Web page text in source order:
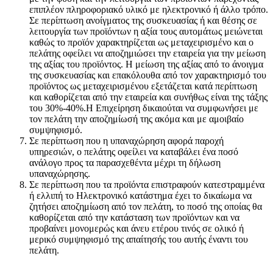
επιπλέον πληροφοριακό υλικό με ηλεκτρονικό ή άλλο τρόπο.
Σε περίπτωση ανοίγματος της συσκευασίας ή και θέσης σε
λειτουργία των προϊόντων η αξία τους αυτομάτως μειώνεται
καθώς το προϊόν χαρακτηρίζεται ως μεταχειρισμένο και ο
πελάτης οφείλει να αποζημιώσει την εταιρεία για την μείωση
της αξίας του προϊόντος. Η μείωση της αξίας από το άνοιγμα
της συσκευασίας και επακόλουθα από τον χαρακτηρισμό του
προϊόντος ως μεταχειρισμένου εξετάζεται κατά περίπτωση
και καθορίζεται από την εταιρεία και συνήθως είναι της τάξης
του 30%-40%.Η Επιχείρηση δικαιούται να συμφωνήσει με
τον πελάτη την αποζημίωσή της ακόμα και με αμοιβαίο
συμψηφισμό.
Σε περίπτωση που η υπαναχώρηση αφορά παροχή
υπηρεσιών, ο πελάτης οφείλει να καταβάλει ένα ποσό
ανάλογο προς τα παρασχεθέντα μέχρι τη δήλωση
υπαναχώρησης.
Σε περίπτωση που τα προϊόντα επιστραφούν κατεστραμμένα
ή ελλιπή το Ηλεκτρονικό κατάστημα έχει το δικαίωμα να
ζητήσει αποζημίωση από τον πελάτη, το ποσό της οποίας θα
καθορίζεται από την κατάσταση των προϊόντων και να
προβαίνει μονομερώς και άνευ ετέρου τινός σε ολικό ή
μερικό συμψηφισμό της απαίτησής του αυτής έναντι του
πελάτη.